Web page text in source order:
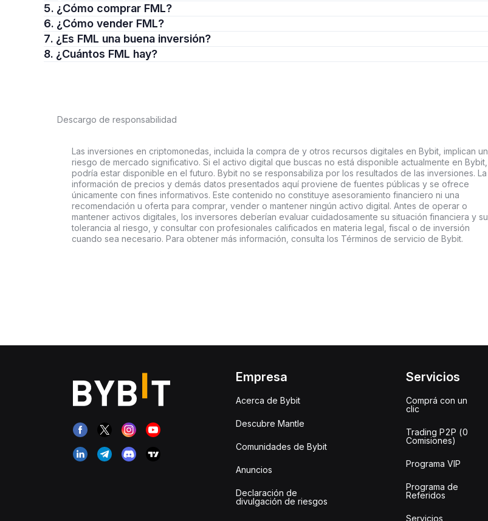
5. ¿Cómo comprar FML?
6. ¿Cómo vender FML?
7. ¿Es FML una buena inversión?
8. ¿Cuántos FML hay?
Descargo de responsabilidad
Las inversiones en criptomonedas, incluida la compra de y otros recursos digitales en Bybit, implican un
riesgo de mercado significativo. Si el activo digital que buscas no está disponible actualmente en Bybit,
podría estar disponible en el futuro. Bybit no se responsabiliza por los resultados de las inversiones. La
información de precios y demás datos presentados aquí proviene de fuentes públicas y se ofrece
únicamente con fines informativos. Este contenido no constituye asesoramiento financiero ni una
recomendación u oferta para comprar, vender o mantener ningún activo digital. Antes de operar o
mantener activos digitales, los inversores deberían evaluar cuidadosamente su situación financiera y su
tolerancia al riesgo, y consultar con profesionales calificados en materia legal, fiscal o de inversión
cuando sea necesario. Para obtener más información, consulta los Términos de servicio de Bybit.
Empresa
Acerca de Bybit
Descubre Mantle
Comunidades de Bybit
Anuncios
Declaración de
divulgación de riesgos
Servicios
Comprá con un
clic
Trading P2P (0
Comisiones)
Programa VIP
Programa de
Referidos
Servicios